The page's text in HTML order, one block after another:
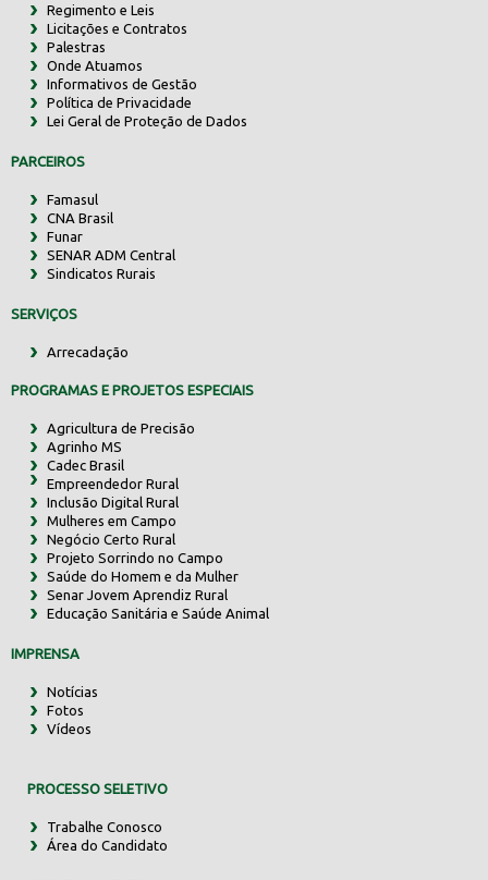
Regimento e Leis
Licitações e Contratos
Palestras
Onde Atuamos
Informativos de Gestão
Política de Privacidade
Lei Geral de Proteção de Dados
PARCEIROS
Famasul
CNA Brasil
Funar
SENAR ADM Central
Sindicatos Rurais
SERVIÇOS
Arrecadação
PROGRAMAS E PROJETOS ESPECIAIS
Agricultura de Precisão
Agrinho MS
Cadec Brasil
Empreendedor Rural
Inclusão Digital Rural
Mulheres em Campo
Negócio Certo Rural
Projeto Sorrindo no Campo
Saúde do Homem e da Mulher
Senar Jovem Aprendiz Rural
Educação Sanitária e Saúde Animal
IMPRENSA
Notícias
Fotos
Vídeos
PROCESSO SELETIVO
Trabalhe Conosco
Área do Candidato